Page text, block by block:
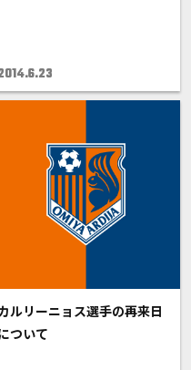
ルリーニョス選手の再来日
ついて